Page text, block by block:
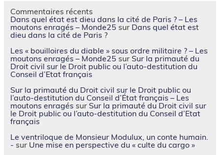
Commentaires récents
Dans quel état est dieu dans la cité de Paris ? – Les
moutons enragés – Monde25 sur Dans quel état est
dieu dans la cité de Paris ?
Les « bouilloires du diable » sous ordre militaire ? – Les
moutons enragés – Monde25 sur Sur la primauté du
Droit civil sur le Droit public ou l’auto-destitution du
Conseil d’Etat français
Sur la primauté du Droit civil sur le Droit public ou
l’auto-destitution du Conseil d’État français – Les
moutons enragés sur Sur la primauté du Droit civil sur
le Droit public ou l’auto-destitution du Conseil d’Etat
français
Le ventriloque de Monsieur Modulux, un conte humain.
- sur Une mise en perspective du « culte du cargo »